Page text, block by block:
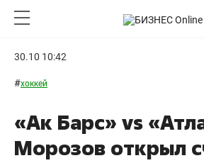
30.10 10:42
#хоккей
«Ак Барс» vs
Морозов открыл